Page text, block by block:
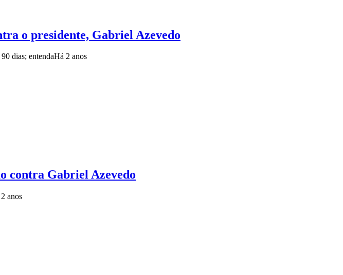
o presidente, Gabriel Azevedo
dias; entendaHá 2 anos
contra Gabriel Azevedo
anos